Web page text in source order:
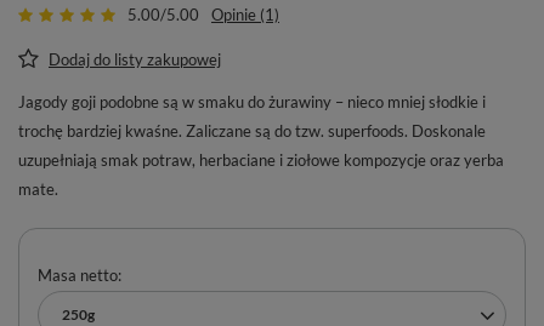
5.00/5.00 Opinie (1)
Dodaj do listy zakupowej
Jagody goji podobne są w smaku do żurawiny – nieco mniej słodkie i
trochę bardziej kwaśne. Zaliczane są do tzw. superfoods. Doskonale
uzupełniają smak potraw, herbaciane i ziołowe kompozycje oraz yerba
mate.
Masa netto
250g